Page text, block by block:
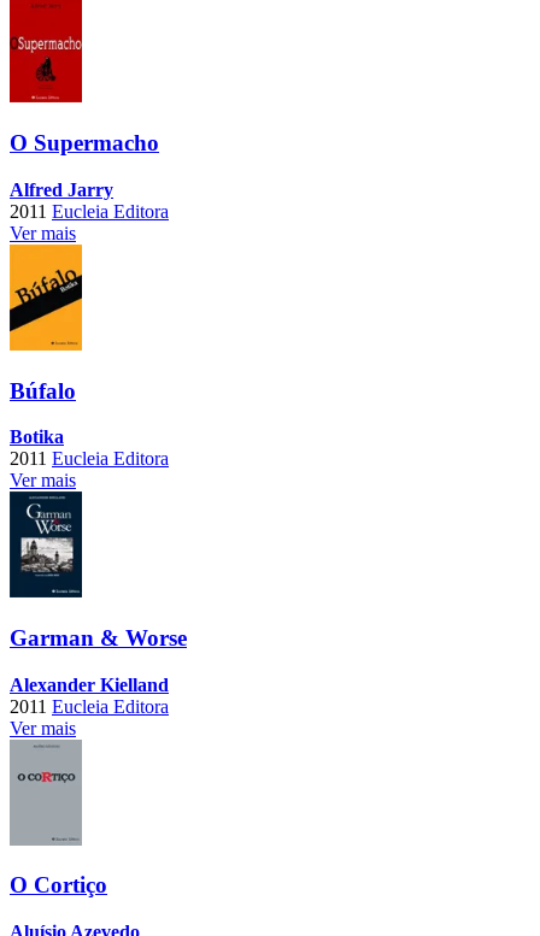
O Supermacho
Alfred Jarry
2011 Eucleia Editora
Ver mais
Búfalo
Botika
2011 Eucleia Editora
Ver mais
Garman & Worse
Alexander Kielland
2011 Eucleia Editora
Ver mais
O Cortiço
Aluísio Azevedo